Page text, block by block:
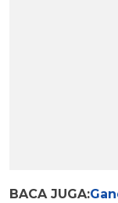
BACA JUGA: